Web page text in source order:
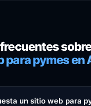
para pymes en
un sitio web para